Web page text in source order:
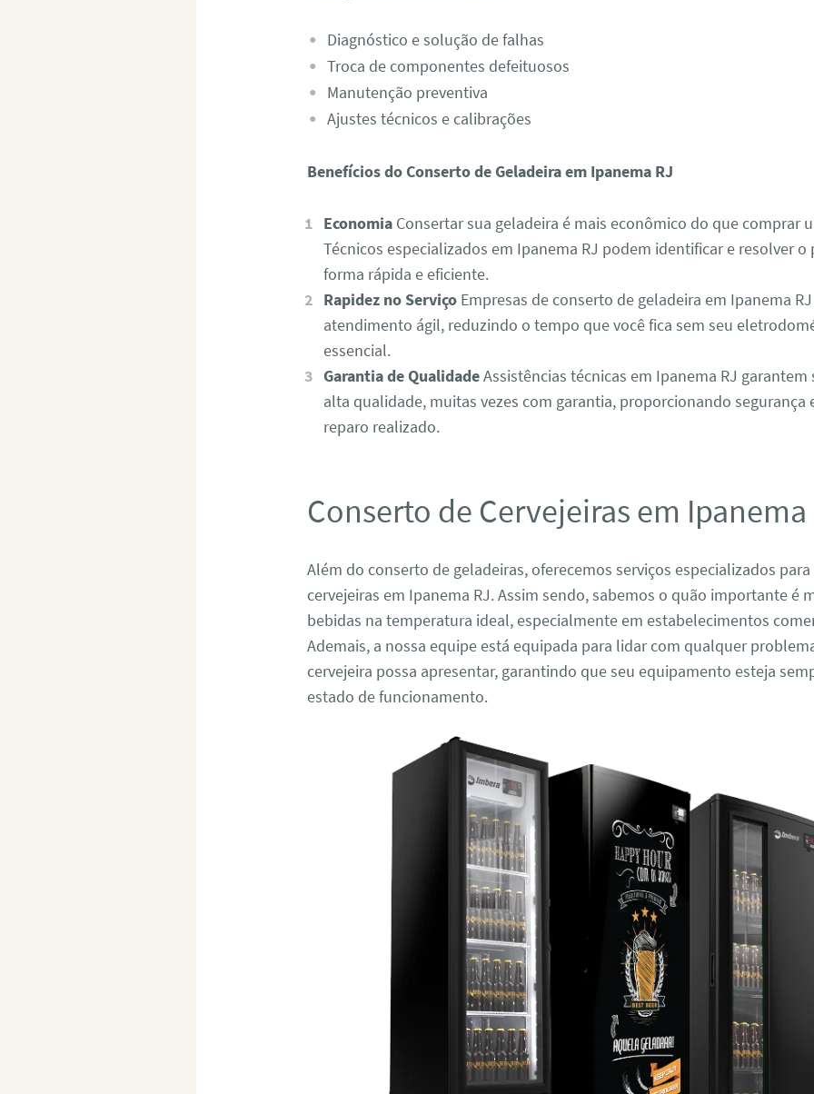
Diagnóstico e solução de falhas
Troca de componentes defeituosos
Manutenção preventiva
Ajustes técnicos e calibrações
Benefícios do Conserto de Geladeira em Ipanema RJ
EconomiaConsertar sua geladeira é mais econômico do que comprar
Técnicos especializados em Ipanema RJ podem identificar e resolver
forma rápida e eficiente.
Rapidez no ServiçoEmpresas de conserto de geladeira em Ipanema
atendimento ágil, reduzindo o tempo que você fica sem seu
essencial.
Garantia de QualidadeAssistências técnicas em Ipanema RJ garantem
alta qualidade, muitas vezes com garantia, proporcionando segurança
reparo realizado.
Conserto de Cervejeiras em Ipanema
Além do conserto de geladeiras, oferecemos serviços especializados
cervejeiras em Ipanema RJ. Assim sendo, sabemos o quão importante é
bebidas na temperatura ideal, especialmente em estabelecimentos
Ademais, a nossa equipe está equipada para lidar com qualquer
cervejeira possa apresentar, garantindo que seu equipamento esteja
estado de funcionamento.